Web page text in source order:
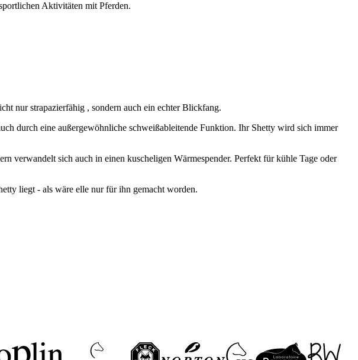
Aktivitäten mit Pferden.
nur strapazierfähig , sondern auch ein echter Blickfang.
durch eine außergewöhnliche schweißableitende Funktion. Ihr Shetty wird sich immer
verwandelt sich auch in einen kuscheligen Wärmespender. Perfekt für kühle Tage oder
liegt - als wäre elle nur für ihn gemacht worden.